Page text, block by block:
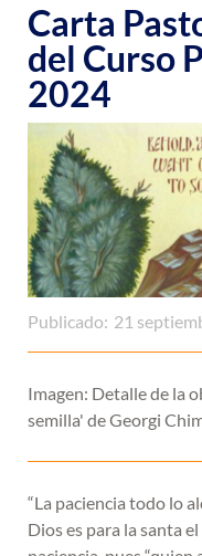
Carta
del Curso
2024
Publicado: 21
Imagen: Detalle de la
semilla' de Georgi
“La paciencia todo lo
Dios es para la santa